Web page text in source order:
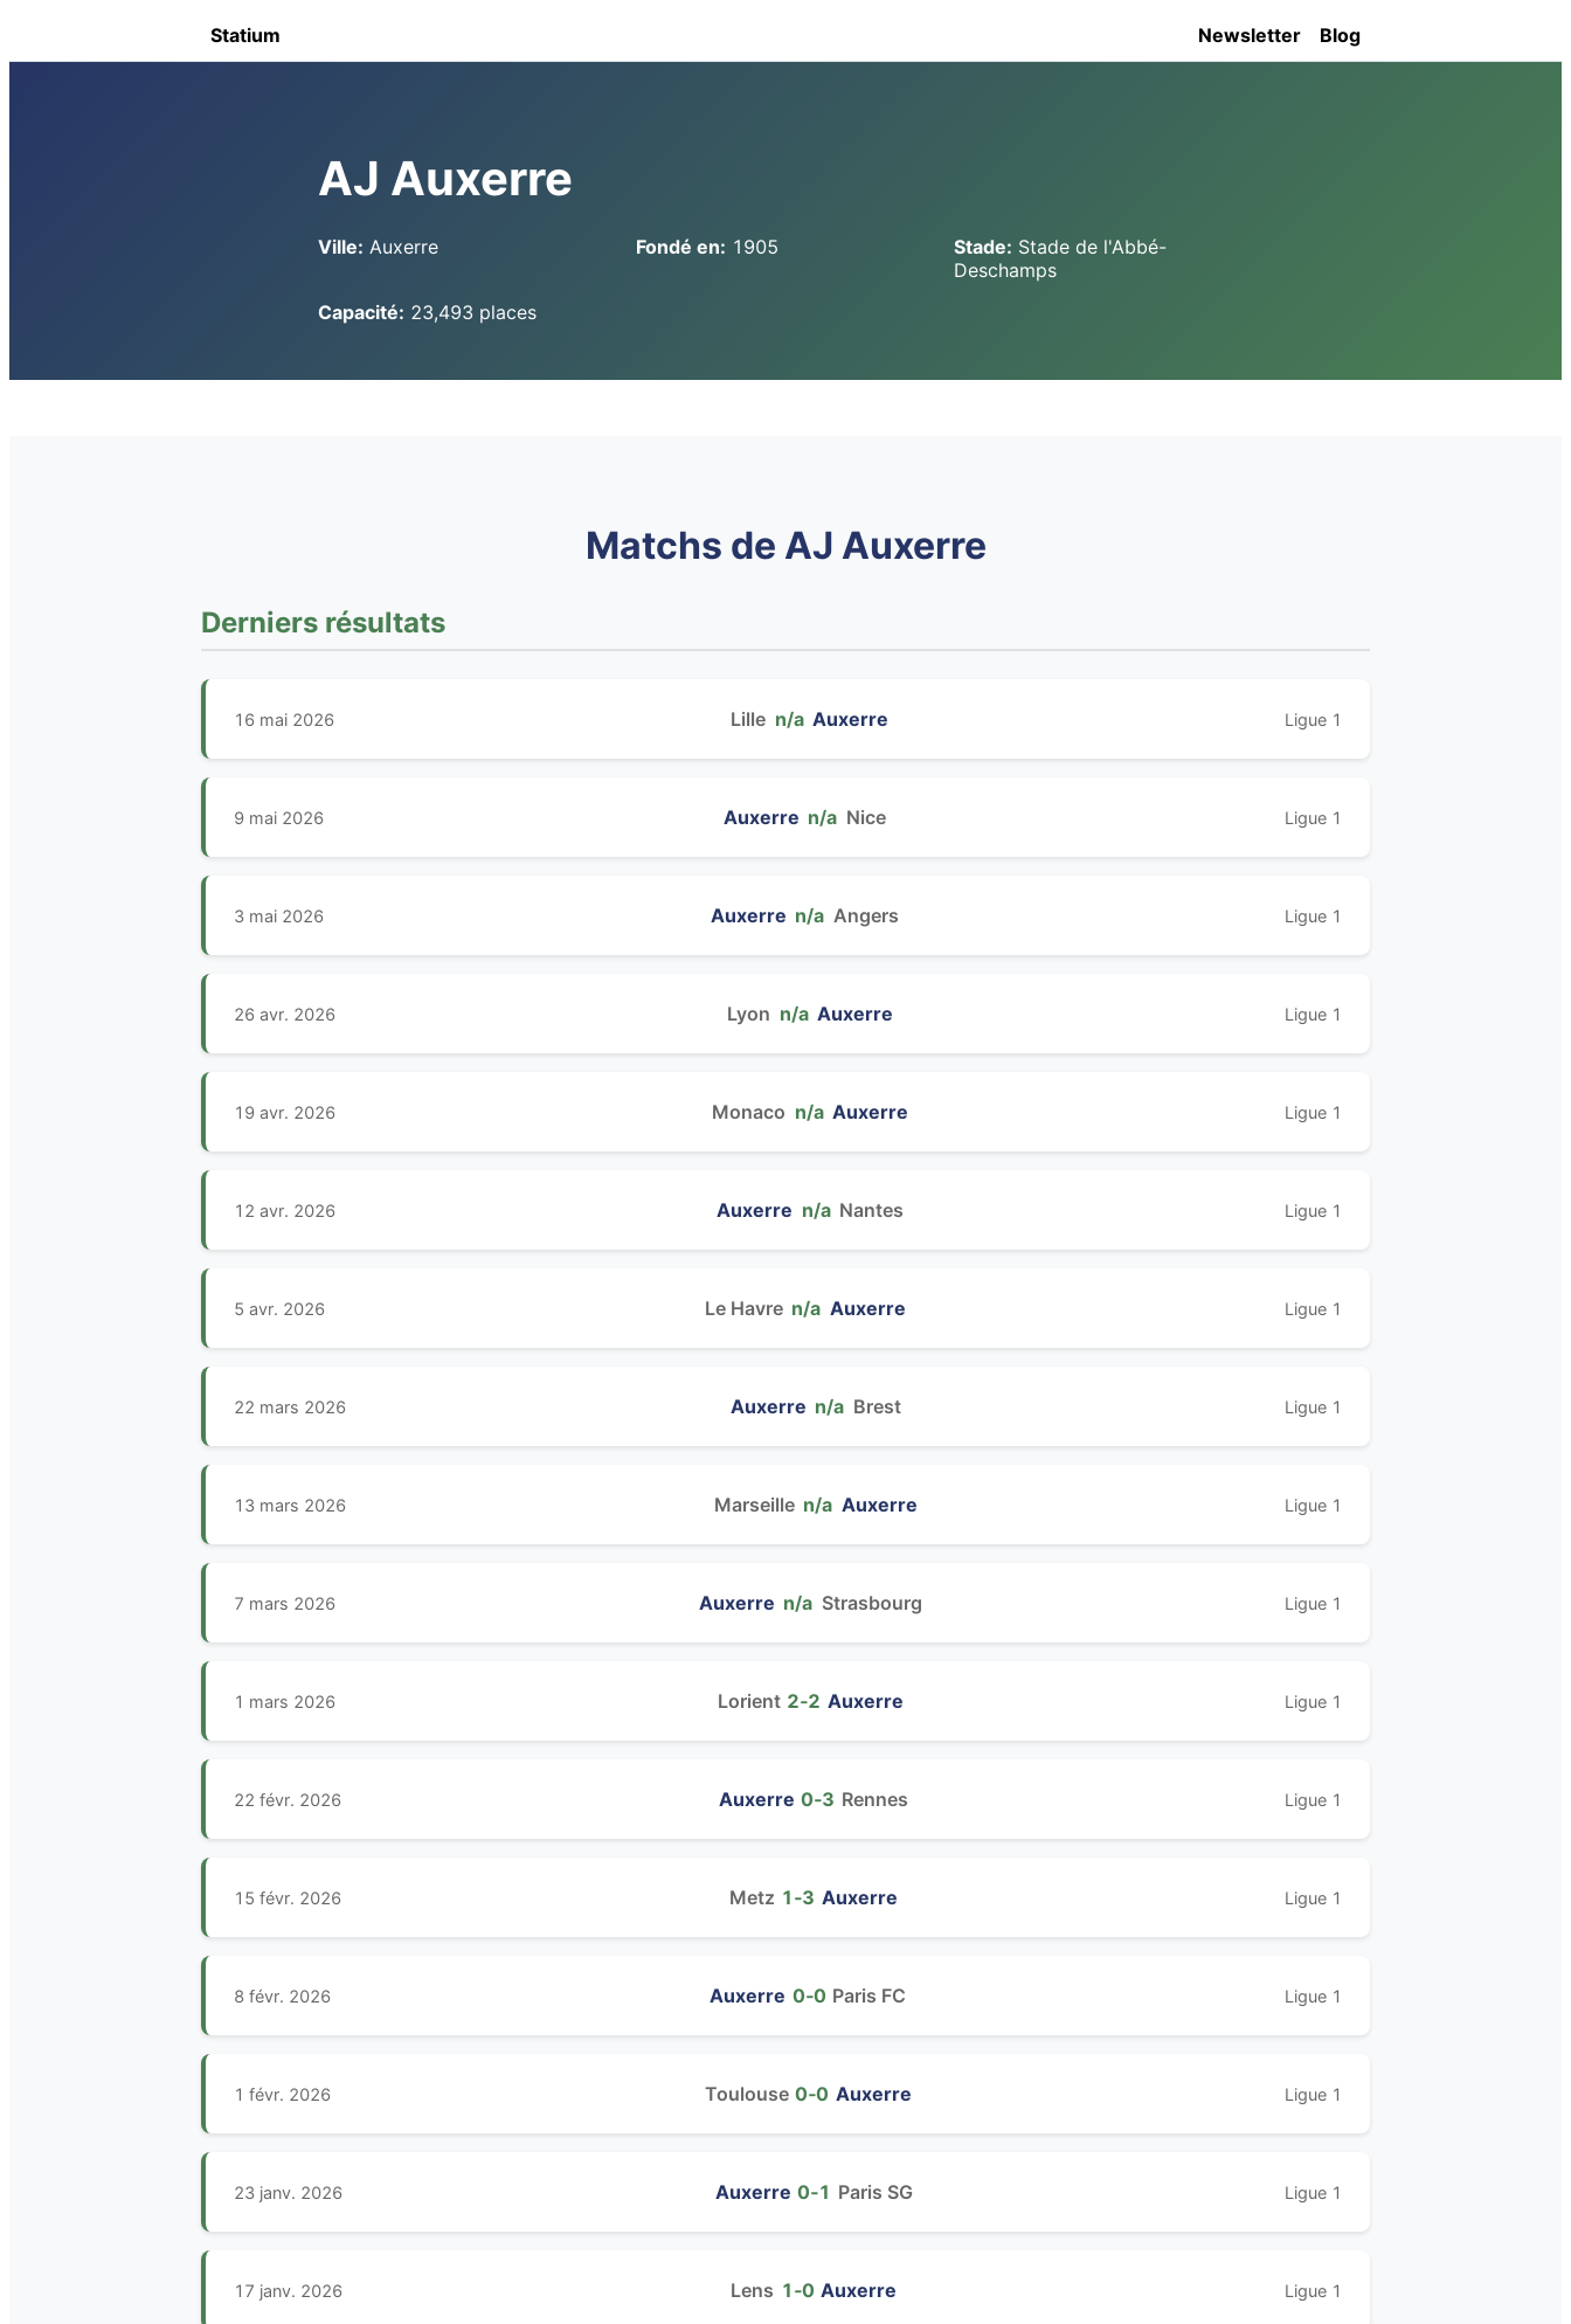
Statium Newsletter Blog
AJ Auxerre
Ville: Auxerre Fondé en: 1905 Stade: Stade de l'Abbé-
Deschamps
Capacité: 23,493 places
Matchs de AJ Auxerre
Derniers résultats
16 mai 2026 Lille n/a Auxerre Ligue 1
9 mai 2026 Auxerre n/a Nice Ligue 1
3 mai 2026 Auxerre n/a Angers Ligue 1
26 avr. 2026 Lyon n/a Auxerre Ligue 1
19 avr. 2026 Monaco n/a Auxerre Ligue 1
12 avr. 2026 Auxerre n/a Nantes Ligue 1
5 avr. 2026 Le Havre n/a Auxerre Ligue 1
22 mars 2026 Auxerre n/a Brest Ligue 1
13 mars 2026 Marseille n/a Auxerre Ligue 1
7 mars 2026 Auxerre n/a Strasbourg Ligue 1
1 mars 2026 Lorient 2‑2 Auxerre Ligue 1
22 févr. 2026 Auxerre 0‑3 Rennes Ligue 1
15 févr. 2026 Metz 1‑3 Auxerre Ligue 1
8 févr. 2026 Auxerre 0‑0 Paris FC Ligue 1
1 févr. 2026 Toulouse 0‑0 Auxerre Ligue 1
23 janv. 2026 Auxerre 0‑1 Paris SG Ligue 1
17 janv. 2026 Lens 1‑0 Auxerre Ligue 1